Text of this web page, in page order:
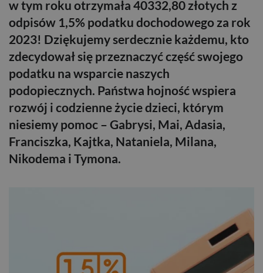
w tym roku otrzymała 40332,80 złotych z
odpisów 1,5% podatku dochodowego za rok
2023! Dziękujemy serdecznie każdemu, kto
zdecydował się przeznaczyć część swojego
podatku na wsparcie naszych
podopiecznych. Państwa hojność wspiera
rozwój i codzienne życie dzieci, którym
niesiemy pomoc – Gabrysi, Mai, Adasia,
Franciszka, Kajtka, Nataniela, Milana,
Nikodema i Tymona.